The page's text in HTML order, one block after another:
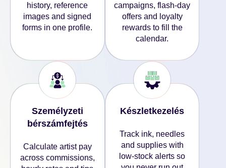
history, reference
images and signed
forms in one profile.
campaigns, flash-day
offers and loyalty
rewards to fill the
calendar.
Személyzeti
bérszámfejtés
Calculate artist pay
across commissions,
Készletkezelés
Track ink, needles
and supplies with
low-stock alerts so